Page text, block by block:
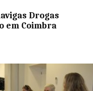
Drogas
em Coimbra